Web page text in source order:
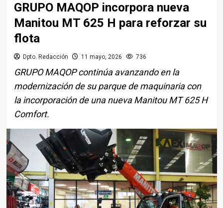
GRUPO MAQOP incorpora nueva
Manitou MT 625 H para reforzar su
flota
Dpto. Redacción 11 mayo, 2026 736
GRUPO MAQOP continúa avanzando en la
modernización de su parque de maquinaria con
la incorporación de una nueva Manitou MT 625 H
Comfort.